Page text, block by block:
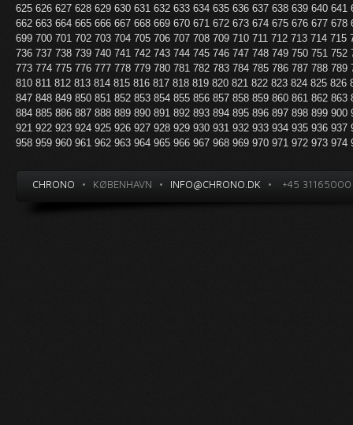
625 626 627 628 629 630 631 632 633 634 635 636 637 638 639 640 641
662 663 664 665 666 667 668 669 670 671 672 673 674 675 676 677 678
699 700 701 702 703 704 705 706 707 708 709 710 711 712 713 714 715
736 737 738 739 740 741 742 743 744 745 746 747 748 749 750 751 752
773 774 775 776 777 778 779 780 781 782 783 784 785 786 787 788 789
810 811 812 813 814 815 816 817 818 819 820 821 822 823 824 825 826
847 848 849 850 851 852 853 854 855 856 857 858 859 860 861 862 863
884 885 886 887 888 889 890 891 892 893 894 895 896 897 898 899 900
921 922 923 924 925 926 927 928 929 930 931 932 933 934 935 936 937
958 959 960 961 962 963 964 965 966 967 968 969 970 971 972 973 974
CHRONO • KØBENHAVN • INFO@CHRONO.DK • +45 31165000